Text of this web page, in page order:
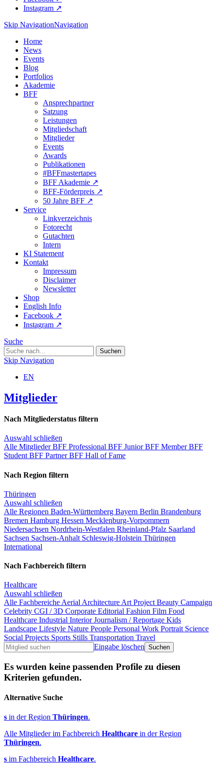
Instagram ↗︎
Skip NavigationNavigation
Home
News
Events
Blog
Portfolios
Akademie
BFF
Ansprechpartner
Satzung
Leistungen
Mitgliedschaft
Mitglieder
Events
Awards
Publikationen
#BFFmastertapes
BFF Akademie ↗︎
BFF-Förderpreis ↗︎
50 Jahre BFF ↗︎
Service
Linkverzeichnis
Fotorecht
Gutachten
Intern
KI Statement
Kontakt
Impressum
Disclaimer
Newsletter
Shop
English Info
Facebook ↗︎
Instagram ↗︎
Suche
Skip Navigation
EN
Mitglieder
Nach Mitgliederstatus filtern
Auswahl schließen
Alle MitgliederBFF Professional BFF JuniorBFF MemberBFF
Student BFF PartnerBFF Hall of Fame
Nach Region filtern
Thüringen
Auswahl schließen
Alle Regionen Baden-Württemberg Bayern Berlin Brandenburg
Bremen Hamburg Hessen Mecklenburg-Vorpommern
Niedersachsen Nordrhein-Westfalen Rheinland-Pfalz Saarland
Sachsen Sachsen-Anhalt Schleswig-Holstein Thüringen
International
Nach Fachbereich filtern
Healthcare
Auswahl schließen
Alle Fachbereiche Aerial Architecture Art Project Beauty Campaign
Celebrity CGI / 3D Corporate Editorial Fashion Film Food
Healthcare Industrial InteriorJournalism / Reportage Kids
Landscape Lifestyle Nature People Personal Work Portrait Science
Social Projects Sports Stills Transportation Travel
Eingabe löschen
Es wurden keine passenden Profile zu diesen
Kriterien gefunden.
Alternative Suche
s in der Region Thüringen.
Alle Mitglieder im Fachbereich Healthcare in der Region
Thüringen.
s im Fachbereich Healthcare.